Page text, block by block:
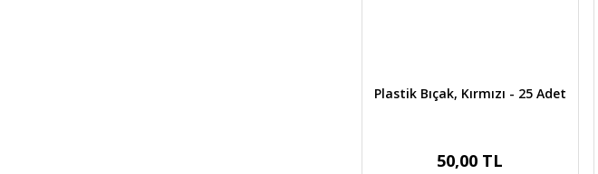
Plastik Bıçak, Kırmızı - 25 Adet
50,00 TL